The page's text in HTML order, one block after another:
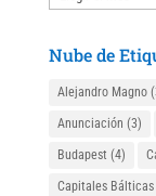
Archivo
Nube de
Alejandro Magno
Anunciación (3)
Budapest (4)
Capitales Bálticas